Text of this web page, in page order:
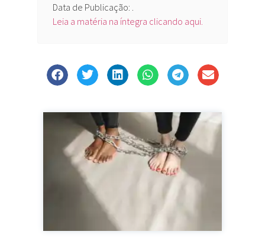
Data de Publicação: .
Leia a matéria na íntegra clicando aqui.